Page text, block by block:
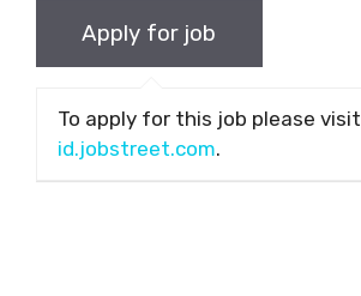
To apply for this job please visit
id.jobstreet.com.